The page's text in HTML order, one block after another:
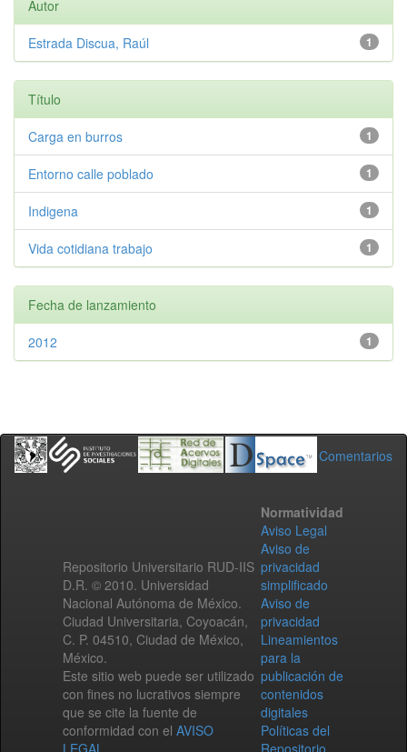
Autor
1
Estrada Discua, Raúl
Título
1
Carga en burros
1
Entorno calle poblado
1
Indigena
1
Vida cotidiana trabajo
Fecha de lanzamiento
1
2012
Comentarios
Repositorio Universitario RUD-IIS
D.R. © 2010. Universidad
Nacional Autónoma de México.
Ciudad Universitaria, Coyoacán,
C. P. 04510, Ciudad de México,
México.
Este sitio web puede ser utilizado
con fines no lucrativos siempre
que se cite la fuente de
conformidad con el AVISO
LEGAL
Normatividad
Aviso Legal
Aviso de
privacidad
simplificado
Aviso de
privacidad
Lineamientos
para la
publicación de
contenidos
digitales
Políticas del
Repositorio